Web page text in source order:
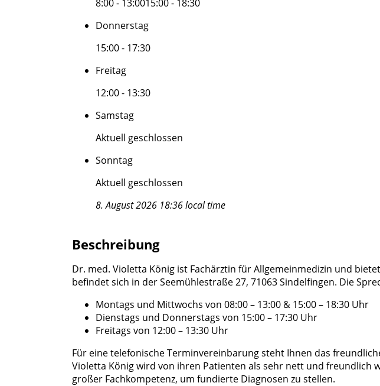
8:00 - 13:0015:00 - 18:30
Donnerstag
15:00 - 17:30
Freitag
12:00 - 13:30
Samstag
Aktuell geschlossen
Sonntag
Aktuell geschlossen
8. August 2026 18:36 local time
Beschreibung
Dr. med. Violetta König ist Fachärztin für Allgemeinmedizin und
befindet sich in der Seemühlestraße 27, 71063 Sindelfingen. Die
Montags und Mittwochs von 08:00 – 13:00 & 15:00 – 18:30 Uhr
Dienstags und Donnerstags von 15:00 – 17:30 Uhr
Freitags von 12:00 – 13:30 Uhr
Für eine telefonische Terminvereinbarung steht Ihnen das
Violetta König wird von ihren Patienten als sehr nett und
großer Fachkompetenz, um fundierte Diagnosen zu stellen.